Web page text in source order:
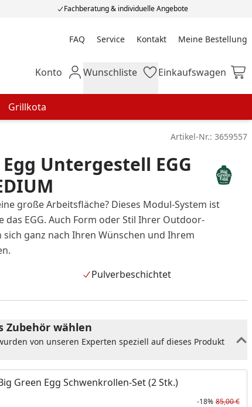
Fachberatung & individuelle Angebote
FAQ Service Kontakt Meine Bestellung
Meine Bestellung
Mein Konto
Konto Wunschliste
Wunschliste Einkaufswagen
Einkaufswagen
Grillkota
Artikel-Nr.: 3659557
Untergestell EGG
große Arbeitsfläche? Dieses Modul-System ist
das EGG. Auch Form oder Stil Ihrer Outdoor-
sich ganz nach Ihren Wünschen und Ihrem
Pulverbeschichtet
Zubehör wählen
von unseren Experten speziell auf dieses Produkt
Green Egg Schwenkrollen-Set (2 Stk.)
-18% 85,00 €